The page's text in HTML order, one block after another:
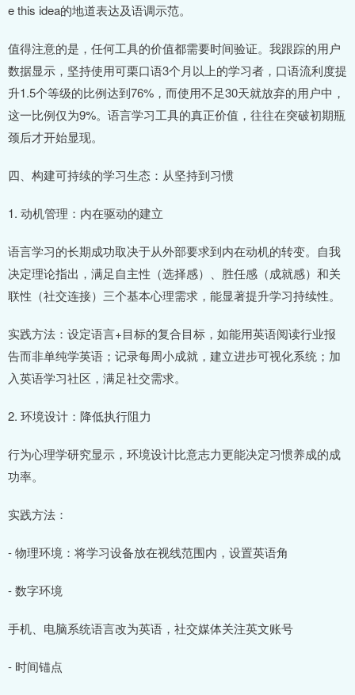
e this idea的地道表达及语调示范。
值得注意的是，任何工具的价值都需要时间验证。我跟踪的用户
数据显示，坚持使用可栗口语3个月以上的学习者，口语流利度提
升1.5个等级的比例达到76%，而使用不足30天就放弃的用户中，
这一比例仅为9%。语言学习工具的真正价值，往往在突破初期瓶
颈后才开始显现。
四、构建可持续的学习生态：从坚持到习惯
1. 动机管理：内在驱动的建立
语言学习的长期成功取决于从外部要求到内在动机的转变。自我
决定理论指出，满足自主性（选择感）、胜任感（成就感）和关
联性（社交连接）三个基本心理需求，能显著提升学习持续性。
实践方法：设定语言+目标的复合目标，如能用英语阅读行业报
告而非单纯学英语；记录每周小成就，建立进步可视化系统；加
入英语学习社区，满足社交需求。
2. 环境设计：降低执行阻力
行为心理学研究显示，环境设计比意志力更能决定习惯养成的成
功率。
实践方法：
- 物理环境：将学习设备放在视线范围内，设置英语角
- 数字环境
手机、电脑系统语言改为英语，社交媒体关注英文账号
- 时间锚点